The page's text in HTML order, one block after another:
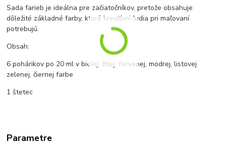
Sada farieb je ideálna pre začiatočníkov, pretože obsahuje
dôležité základné farby, ktoré kreatívni ľudia pri maľovaní
potrebujú.
Obsah:
6 pohárikov po 20 ml v bielej, žltej, červenej, modrej, listovej
zelenej, čiernej farbe
1 štetec
Parametre